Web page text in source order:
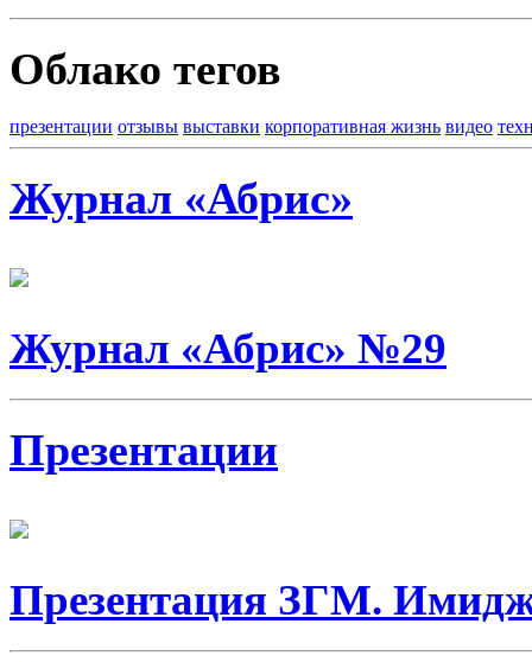
Облако тегов
презентации отзывы выставки корпоративная жизнь видео
Журнал «Абрис»
Журнал «Абрис» №29
Презентации
Презентация ЗГМ.